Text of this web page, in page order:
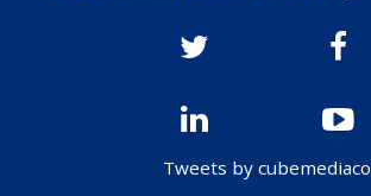
Tweets by cubemediaco